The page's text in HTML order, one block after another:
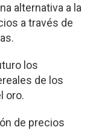
alternativa a la
a través de
los
de los
oro.
de precios